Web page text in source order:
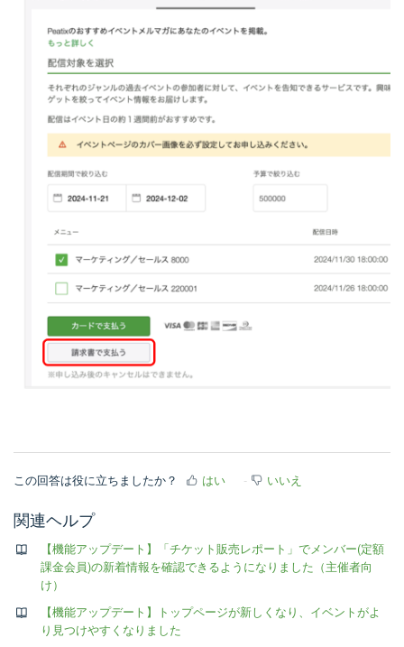
この回答は役に立ちましたか？ はい いいえ
関連ヘルプ
【機能アップデート】「チケット販売レポート」でメンバー(定額
課金会員)の新着情報を確認できるようになりました（主催者向
け）
【機能アップデート】トップページが新しくなり、イベントがよ
り見つけやすくなりました